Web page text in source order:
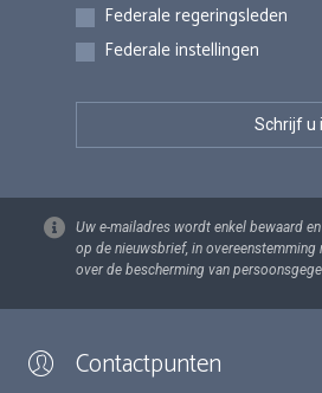
Federale regeringsleden
Federale instellingen
Uw e-mailadres wordt enkel bewaard
op de nieuwsbrief, in
over de bescherming van
Contactpunten